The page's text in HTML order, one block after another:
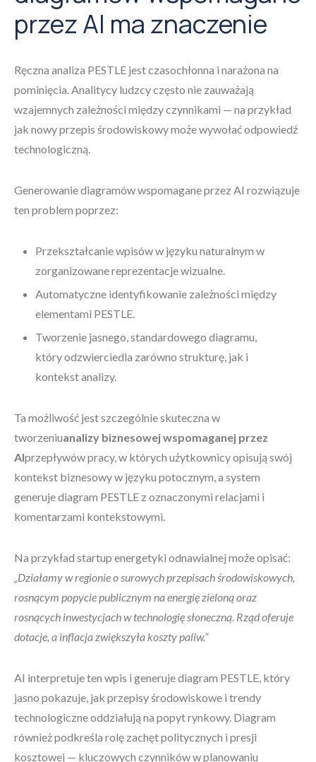
przez AI ma znaczenie
Ręczna analiza PESTLE jest czasochłonna i narażona na
pominięcia. Analitycy ludzcy często nie zauważają
wzajemnych zależności między czynnikami — na przykład
jak nowy przepis środowiskowy może wywołać odpowiedź
technologiczną.
Generowanie diagramów wspomagane przez AI rozwiązuje
ten problem poprzez:
Przekształcanie wpisów w języku naturalnym w
zorganizowane reprezentacje wizualne.
Automatyczne identyfikowanie zależności między
elementami PESTLE.
Tworzenie jasnego, standardowego diagramu,
który odzwierciedla zarówno strukturę, jak i
kontekst analizy.
Ta możliwość jest szczególnie skuteczna w
tworzeniuanalizy biznesowej wspomaganej przez
AIprzepływów pracy, w których użytkownicy opisują swój
kontekst biznesowy w języku potocznym, a system
generuje diagram PESTLE z oznaczonymi relacjami i
komentarzami kontekstowymi.
Na przykład startup energetyki odnawialnej może opisać:
„Działamy w regionie o surowych przepisach środowiskowych,
rosnącym popycie publicznym na energię zieloną oraz
rosnących inwestycjach w technologię słoneczną. Rząd oferuje
dotacje, a inflacja zwiększyła koszty paliw.”
AI interpretuje ten wpis i generuje diagram PESTLE, który
jasno pokazuje, jak przepisy środowiskowe i trendy
technologiczne oddziałują na popyt rynkowy. Diagram
również podkreśla rolę zachęt politycznych i presji
kosztowej — kluczowych czynników w planowaniu